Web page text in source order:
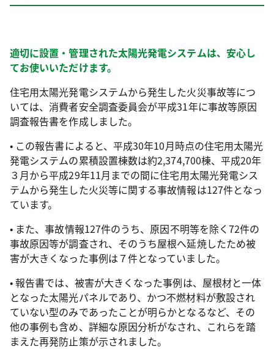
適切に設置・管理された太陽光発電システムは、安心し
てお使いいただけます。
住宅用太陽光発電システムから発生した火災事故等につ
いては、消費者安全調査委員会が平成31年に事故等原因
調査報告書を作成しました。
• この報告書によると、平成30年10月時点の住宅用太陽光
発電システムの累積設置棟数は約2,374,700棟、平成20年
３月から平成29年11月までの間に住宅用太陽光発電シス
テムから発生した火災等に関する事故情報は127件となっ
ています。
• また、事故情報127件のうち、原因不明等を除く72件の
事故原因等が調査され、そのうち屋根へ延焼したため被
害が大きくなった事例は７件となっていました。
• 報告書では、被害が大きくなった事例は、屋根材と一体
となった太陽光パネルであり、かつ不燃材料が敷設され
ていない型のみであったことが明らかとなるなど、その
他の事例も含め、詳細な原因分析がなされ、これらを踏
まえた再発防止策が示されました。